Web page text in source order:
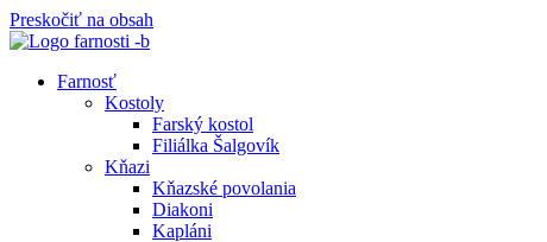
Preskočiť na obsah
Farnosť
Kostoly
Farský kostol
Filiálka Šalgovík
Kňazi
Kňazské povolania
Diakoni
Kapláni